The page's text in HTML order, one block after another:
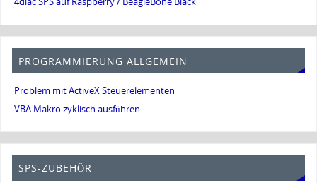
PROGRAMMIERUNG ALLGEMEIN
Problem mit ActiveX Steuerelementen
VBA Makro zyklisch ausführen
SPS-ZUBEHÖR